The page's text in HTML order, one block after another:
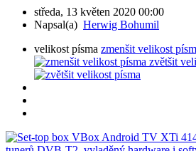
středa, 13 květen 2020 00:00
Napsal(a) Herwig Bohumil
velikost písma zmenšit velikost
zvětšit